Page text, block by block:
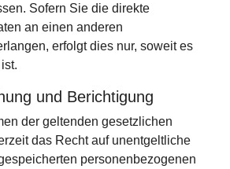
Sofern Sie die direkte
an einen anderen
erfolgt dies nur, soweit es
und Berichtigung
der geltenden gesetzlichen
das Recht auf unentgeltliche
personenbezogenen